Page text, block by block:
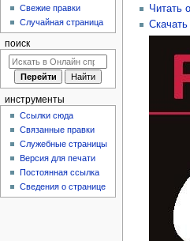
Читать
Свежие правки
Случайная страница
поиск
инструменты
Ссылки сюда
Связанные правки
Служебные страницы
Версия для печати
Постоянная ссылка
Сведения о странице